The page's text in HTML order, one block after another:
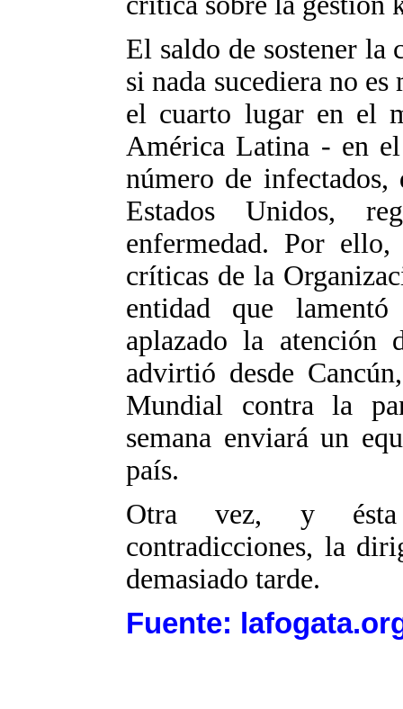
El saldo de sostener la
si nada sucediera no
el cuarto lugar en el
América Latina - en
número de infectados,
Estados Unidos,
enfermedad. Por
críticas de la
entidad que
aplazado la
advirtió desde
Mundial contra la
semana enviará un
país.
Otra vez, y ésta
contradicciones, la
demasiado tarde.
Fuente: